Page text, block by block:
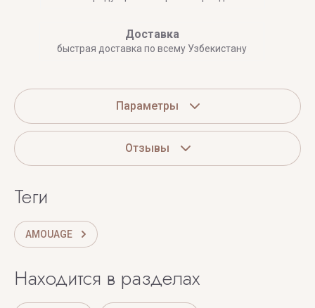
Доставка
быстрая доставка по всему Узбекистану
Параметры
Отзывы
теги
AMOUAGE
Находится в разделах